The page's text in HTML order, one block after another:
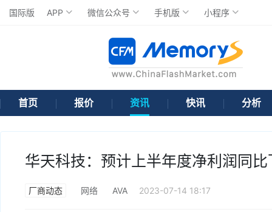
国际版 APP 微信公众号 手机版 小程序
首页 报价 资讯 快讯 分析
华天科技：预计上半年度净利润同
厂商动态 网络 AVA 2023-07-14 18:17